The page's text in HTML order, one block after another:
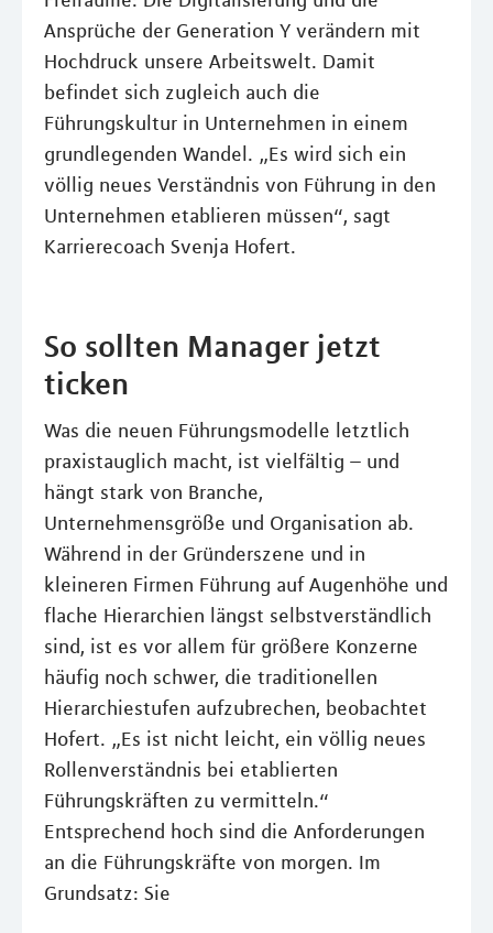
Ansprüche der Generation Y verändern mit
Hochdruck unsere Arbeitswelt. Damit
befindet sich zugleich auch die
Führungskultur in Unternehmen in einem
grundlegenden Wandel. „Es wird sich ein
völlig neues Verständnis von Führung in den
Unternehmen etablieren müssen“, sagt
Karrierecoach Svenja Hofert.
So sollten Manager jetzt
ticken
Was die neuen Führungsmodelle letztlich
praxistauglich macht, ist vielfältig – und
hängt stark von Branche,
Unternehmensgröße und Organisation ab.
Während in der Gründerszene und in
kleineren Firmen Führung auf Augenhöhe und
flache Hierarchien längst selbstverständlich
sind, ist es vor allem für größere Konzerne
häufig noch schwer, die traditionellen
Hierarchiestufen aufzubrechen, beobachtet
Hofert. „Es ist nicht leicht, ein völlig neues
Rollenverständnis bei etablierten
Führungskräften zu vermitteln.“
Entsprechend hoch sind die Anforderungen
an die Führungskräfte von morgen. Im
Grundsatz: Sie